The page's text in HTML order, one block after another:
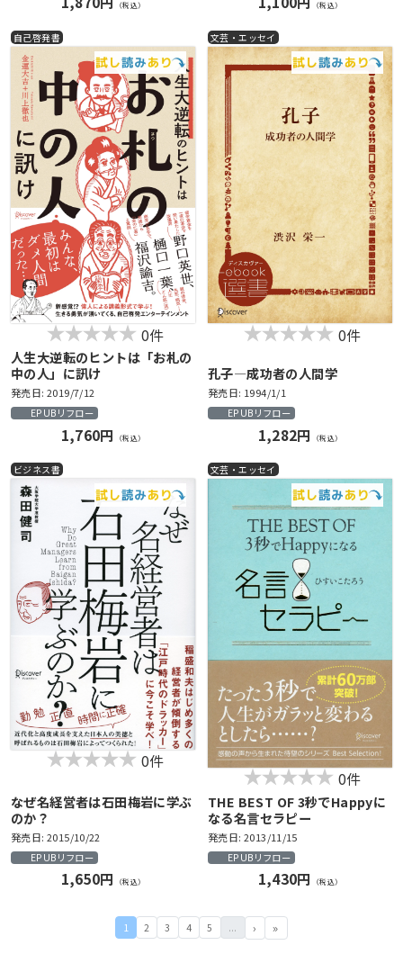
（税込） （税込）
自己啓発書
0件
人生大逆転のヒントは「お札の
中の人」に訊け
発売日: 2019/7/12
EPUBリフロー
1,760円 （税込）
文芸・エッセイ
0件
孔子―成功者の人間学
発売日: 1994/1/1
EPUBリフロー
1,282円 （税込）
ビジネス書
0件
なぜ名経営者は石田梅岩に学ぶ
のか？
発売日: 2015/10/22
EPUBリフロー
1,650円 （税込）
文芸・エッセイ
0件
THE BEST OF 3秒でHappyに
なる名言セラピー
発売日: 2013/11/15
EPUBリフロー
1,430円 （税込）
1 2 3 4 5 ...